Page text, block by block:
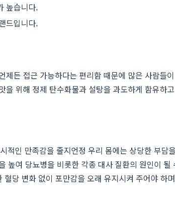
높습니다.
드입니다.
든 접근 가능하다는 편리함 때문에 많은 사람들
위해 정제 탄수화물과 설탕을 과도하게 함유하
인 만족감을 줄지언정 우리 몸에는 상당한 부담
여 당뇨병을 비롯한 각종 대사 질환의 원인이
당 변화 없이 포만감을 오래 유지시켜 주어야 하